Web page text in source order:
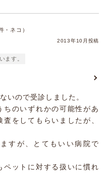
・ネコ）
2013年10月投稿
ます。
いので受診しました。
のいずれかの可能性があ
をしてもらいましたが、
すが、とてもいい病院で
ペットに対する扱いに慣れ